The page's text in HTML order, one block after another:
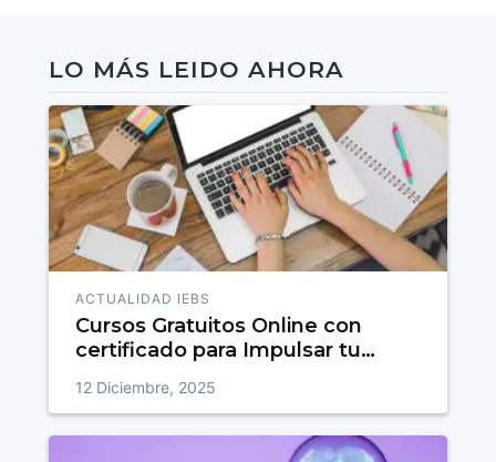
LO MÁS LEIDO AHORA
ACTUALIDAD IEBS
Cursos Gratuitos Online con
certificado para Impulsar tu
12 Diciembre, 2025